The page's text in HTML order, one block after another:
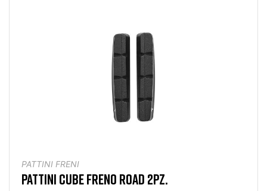
PATTINI FRENI
PATTINI CUBE FRENO ROAD 2PZ.